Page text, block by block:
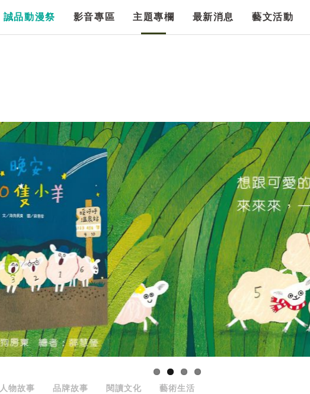
誠品動漫祭 影音專區 主題專欄 最新消息 藝文活動
人物故事 品牌故事 閱讀文化 藝術生活